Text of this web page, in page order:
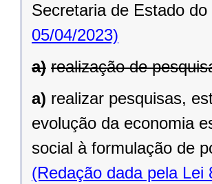
Secretaria de Estado
05/04/2023)
a) realização de
a) realizar pesquisas,
evolução da economia
social à formulação de
(Redação dada pela Lei